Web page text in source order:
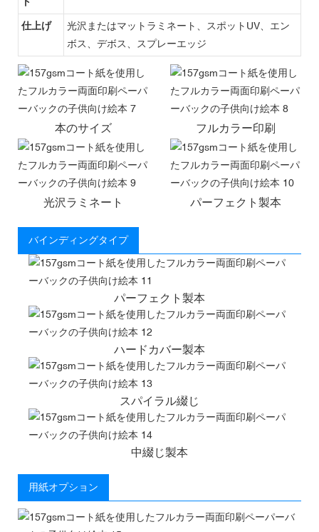
仕上げ
光沢またはマットラミネート、スポットUV、エン
ボス、デボス、スプレーエッジ
本のサイズ フルカラー印刷
光沢ラミネート パーフェクト製本
バインディングタイプ
パーフェクト製本
ハードカバー製本
スパイラル綴じ
中綴じ製本
用紙オプション